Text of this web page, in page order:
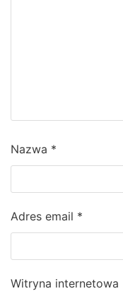
Nazwa *
Adres email *
Witryna internetowa